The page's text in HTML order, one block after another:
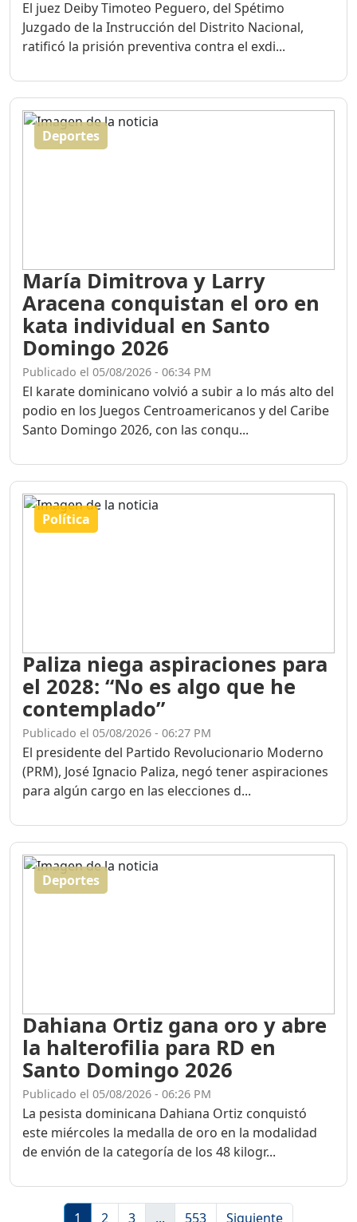
Juzgado de la Instrucción del Distrito Nacional,
ratificó la prisión preventiva contra el exdi...
Deportes
Aracena conquistan el oro en
kata individual en Santo
Domingo 2026
Publicado el 05/08/2026 - 06:34 PM
El karate dominicano volvió a subir a lo más alto del
podio en los Juegos Centroamericanos y del Caribe
Santo Domingo 2026, con las conqu...
Política
el 2028: “No es algo que he
contemplado”
Publicado el 05/08/2026 - 06:27 PM
El presidente del Partido Revolucionario Moderno
(PRM), José Ignacio Paliza, negó tener aspiraciones
para algún cargo en las elecciones d...
Deportes
la halterofilia para RD en
Santo Domingo 2026
Publicado el 05/08/2026 - 06:26 PM
La pesista dominicana Dahiana Ortiz conquistó
este miércoles la medalla de oro en la modalidad
de envión de la categoría de los 48 kilogr...
1 2 3 ... 553 Siguiente